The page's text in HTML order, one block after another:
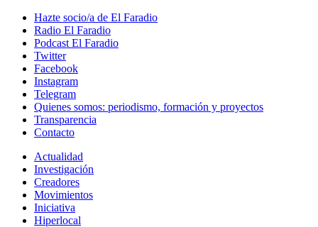
Hazte socio/a de El Faradio
Radio El Faradio
Podcast El Faradio
Twitter
Facebook
Instagram
Telegram
Quienes somos: periodismo, formación y proyectos
Transparencia
Contacto
Actualidad
Investigación
Creadores
Movimientos
Iniciativa
Hiperlocal